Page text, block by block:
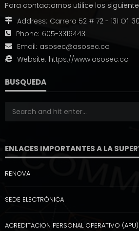
Para contactarnos utilice los
Address: Carrera 52 # 72 - 131 Of.
Phone: 605-3316443
Email: asosec@asosec.co
Website: https://www.asosec.co
BUSQUEDA
ENLACES IMPORTANTES A LA
RENOVA
SEDE ELECTRÓNICA
ACREDITACION PERSONAL OPERATIVO (APU)